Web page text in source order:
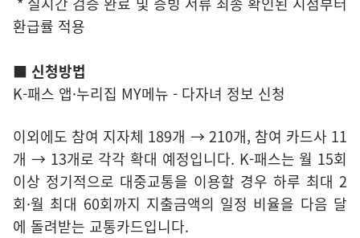
환급률 적용
■ 신청방법
K-패스 앱·누리집 MY메뉴 - 다자녀 정보 신청
이외에도 참여 지자체 189개 → 210개, 참여 카드사 11
개 → 13개로 각각 확대 예정입니다. K-패스는 월 15회
이상 정기적으로 대중교통을 이용할 경우 하루 최대 2
회·월 최대 60회까지 지출금액의 일정 비율을 다음 달
에 돌려받는 교통카드입니다.